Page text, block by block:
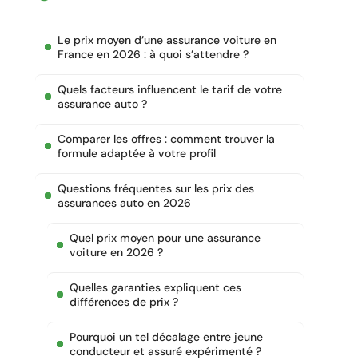
Le prix moyen d’une assurance voiture en
France en 2026 : à quoi s’attendre ?
Quels facteurs influencent le tarif de votre
assurance auto ?
Comparer les offres : comment trouver la
formule adaptée à votre profil
Questions fréquentes sur les prix des
assurances auto en 2026
Quel prix moyen pour une assurance
voiture en 2026 ?
Quelles garanties expliquent ces
différences de prix ?
Pourquoi un tel décalage entre jeune
conducteur et assuré expérimenté ?